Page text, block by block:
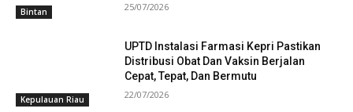
Bintan 25/07/2026
Kepulauan Riau
UPTD Instalasi Farmasi Kepri Pastikan
Distribusi Obat Dan Vaksin Berjalan
Cepat, Tepat, Dan Bermutu
22/07/2026